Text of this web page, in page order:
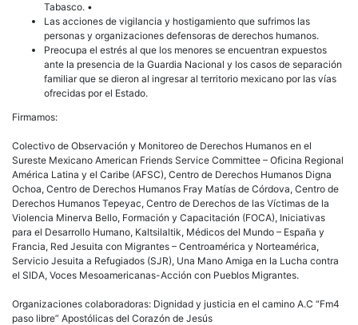
Tabasco. •
Las acciones de vigilancia y hostigamiento que sufrimos las
personas y organizaciones defensoras de derechos humanos.
Preocupa el estrés al que los menores se encuentran expuestos
ante la presencia de la Guardia Nacional y los casos de separación
familiar que se dieron al ingresar al territorio mexicano por las vías
ofrecidas por el Estado.
Firmamos:
Colectivo de Observación y Monitoreo de Derechos Humanos en el
Sureste Mexicano American Friends Service Committee – Oficina Regional
América Latina y el Caribe (AFSC), Centro de Derechos Humanos Digna
Ochoa, Centro de Derechos Humanos Fray Matías de Córdova, Centro de
Derechos Humanos Tepeyac, Centro de Derechos de las Víctimas de la
Violencia Minerva Bello, Formación y Capacitación (FOCA), Iniciativas
para el Desarrollo Humano, Kaltsilaltik, Médicos del Mundo – España y
Francia, Red Jesuita con Migrantes – Centroamérica y Norteamérica,
Servicio Jesuita a Refugiados (SJR), Una Mano Amiga en la Lucha contra
el SIDA, Voces Mesoamericanas-Acción con Pueblos Migrantes.
Organizaciones colaboradoras: Dignidad y justicia en el camino A.C “Fm4
paso libre” Apostólicas del Corazón de Jesús